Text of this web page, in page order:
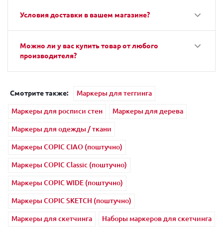
Условия доставки в вашем магазине?
Можно ли у вас купить товар от любого
производителя?
Смотрите также:
Маркеры для теггинга
Маркеры для росписи стен
Маркеры для дерева
Маркеры для одежды / ткани
Маркеры COPIC CIAO (поштучно)
Маркеры COPIC Classic (поштучно)
Маркеры COPIC WIDE (поштучно)
Маркеры COPIC SKETCH (поштучно)
Маркеры для скетчинга
Наборы маркеров для скетчинга